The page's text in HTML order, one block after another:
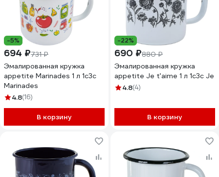
-5%
694 ₽731 ₽
Эмалированная кружка
appetite Marinades 1 л 1с3с
Marinades
4.8(16)
В корзину
-22%
690 ₽880 ₽
Эмалированная кружка
appetite Je t’aime 1 л 1с3с Je
4.8(4)
В корзину